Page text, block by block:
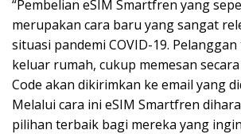
“Pembelian eSIM Smartfren yang
merupakan cara baru yang sangat
situasi pandemi COVID-19.
keluar rumah, cukup memesan
Code akan dikirimkan ke email yang
Melalui cara ini eSIM Smartfren
pilihan terbaik bagi mereka yang